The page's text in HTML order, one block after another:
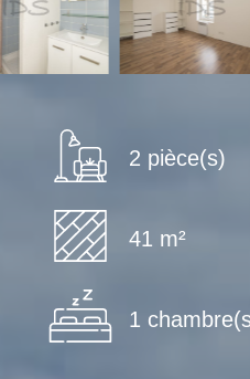
2 pièce(s)
41 m²
1